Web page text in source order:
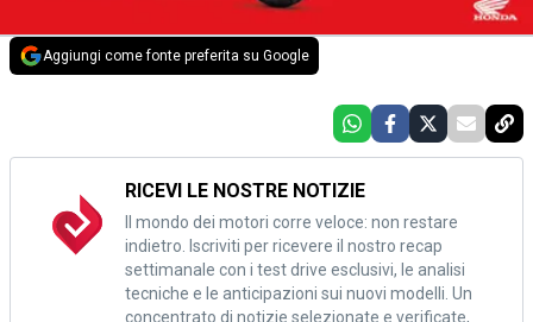
Aggiungi come fonte preferita su Google
RICEVI LE NOSTRE NOTIZIE
Il mondo dei motori corre veloce: non restare
indietro. Iscriviti per ricevere il nostro recap
settimanale con i test drive esclusivi, le analisi
tecniche e le anticipazioni sui nuovi modelli. Un
concentrato di notizie selezionate e verificate,